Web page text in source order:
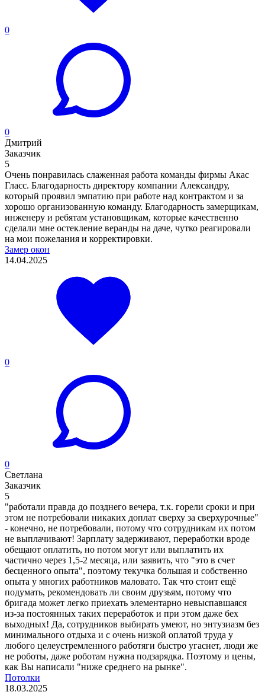
0
0
Дмитрий
Заказчик
5
Очень понравилась слаженная работа команды фирмы Акас
Гласс. Благодарность директору компании Александру,
который проявил эмпатию при работе над контрактом и за
хорошо организованную команду. Благодарность замерщикам,
инженеру и ребятам установщикам, которые качественно
сделали мне остекление веранды на даче, чутко реагировали
на мои пожелания и корректировки.
Замер окон
14.04.2025
0
0
Светлана
Заказчик
5
"работали правда до позднего вечера, т.к. горели сроки и при
этом не потребовали никаких доплат сверху за сверхурочные"
- конечно, не потребовали, потому что сотрудникам их потом
не выплачивают! Зарплату задерживают, переработки вроде
обещают оплатить, но потом могут или выплатить их
частично через 1,5-2 месяца, или заявить, что "это в счет
бесценного опыта", поэтому текучка большая и собственно
опыта у многих работников маловато. Так что стоит ещё
подумать, рекомендовать ли своим друзьям, потому что
бригада может легко приехать элементарно невыспавшаяся
из-за постоянных таких переработок и при этом даже бех
выходных! Да, сотрудников выбирать умеют, но энтузиазм без
минимального отдыха и с очень низкой оплатой труда у
любого целеустремленного работяги быстро угаснет, люди же
не роботы, даже роботам нужна подзарядка. Поэтому и цены,
как Вы написали "ниже среднего на рынке".
Потолки
18.03.2025